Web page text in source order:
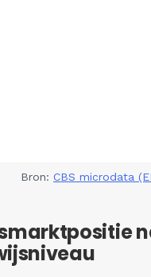
Bron: CBS microdata